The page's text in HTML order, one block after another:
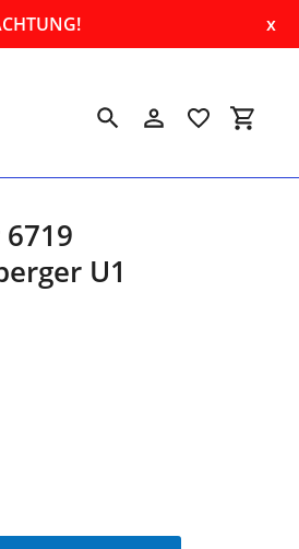
x
SuchenEinloggen
U1